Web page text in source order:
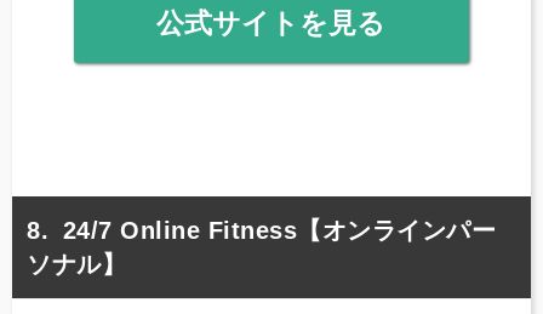
公式サイトを見る
24/7 Online Fitness【オンラインパー
ソナル】